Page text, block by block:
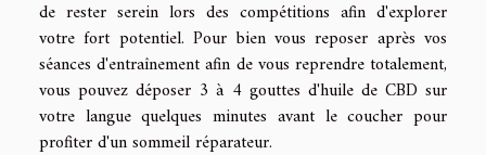
de rester serein lors des compétitions afin d'explorer
votre fort potentiel. Pour bien vous reposer après vos
séances d'entraînement afin de vous reprendre totalement,
vous pouvez déposer 3 à 4 gouttes d'huile de CBD sur
votre langue quelques minutes avant le coucher pour
profiter d'un sommeil réparateur.